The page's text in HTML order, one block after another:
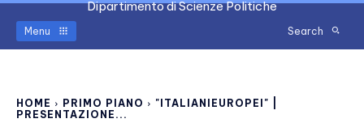
Dipartimento di Scienze Politiche
Menu Search
HOME PRIMO PIANO
"ITALIANIEUROPEI" |
PRESENTAZIONE...